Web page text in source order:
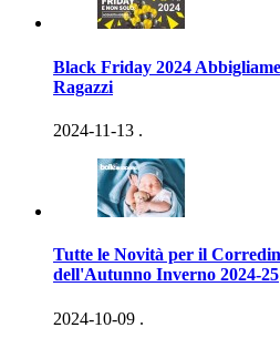
Black Friday 2024
Ragazzi
2024-11-13 .
Tutte le Novità per il
dell'Autunno Inverno 2024-25
2024-10-09 .